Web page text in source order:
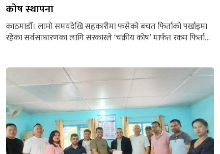
कोष स्थापना
काठमाडौँ। लामो समयदेखि सहकारीमा फसेको बचत फिर्ताको पर्खाइमा
रहेका सर्वसाधारणका लागि सरकारले ‘चक्रीय कोष’ मार्फत रकम फिर्ता
व्यवस्था, सहकारी तथा गरिबी निवारण मन्त्रालयले ‘समस्याग्रस्त सहकारी
संस्थाका सदस्यको बचत फिर्ता चक्रीय कोष स्थापना तथा...